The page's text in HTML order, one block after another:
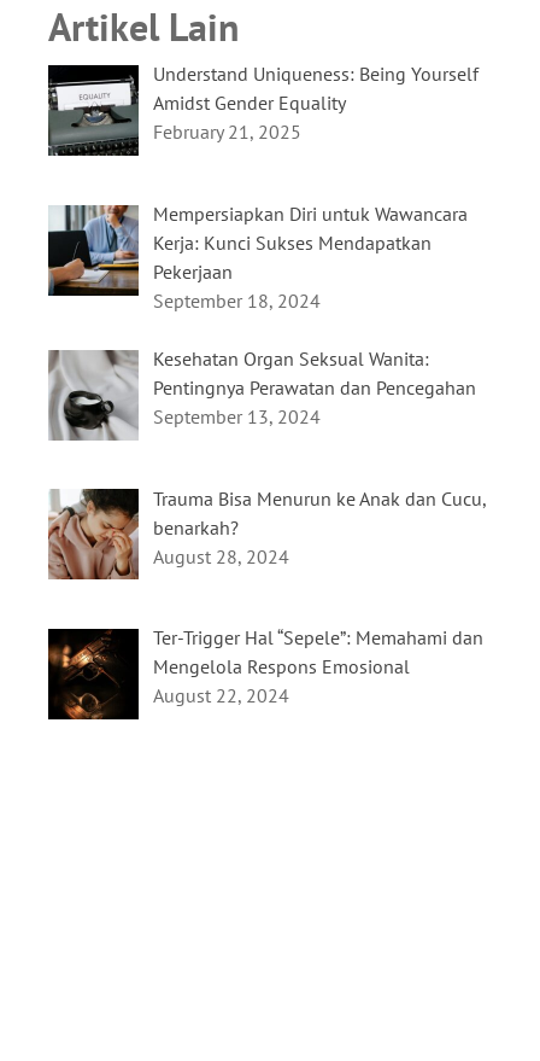
Artikel Lain
Understand Uniqueness: Being Yourself
Amidst Gender Equality
February 21, 2025
Mempersiapkan Diri untuk Wawancara
Kerja: Kunci Sukses Mendapatkan
Pekerjaan
September 18, 2024
Kesehatan Organ Seksual Wanita:
Pentingnya Perawatan dan Pencegahan
September 13, 2024
Trauma Bisa Menurun ke Anak dan Cucu,
benarkah?
August 28, 2024
Ter-Trigger Hal “Sepele”: Memahami dan
Mengelola Respons Emosional
August 22, 2024